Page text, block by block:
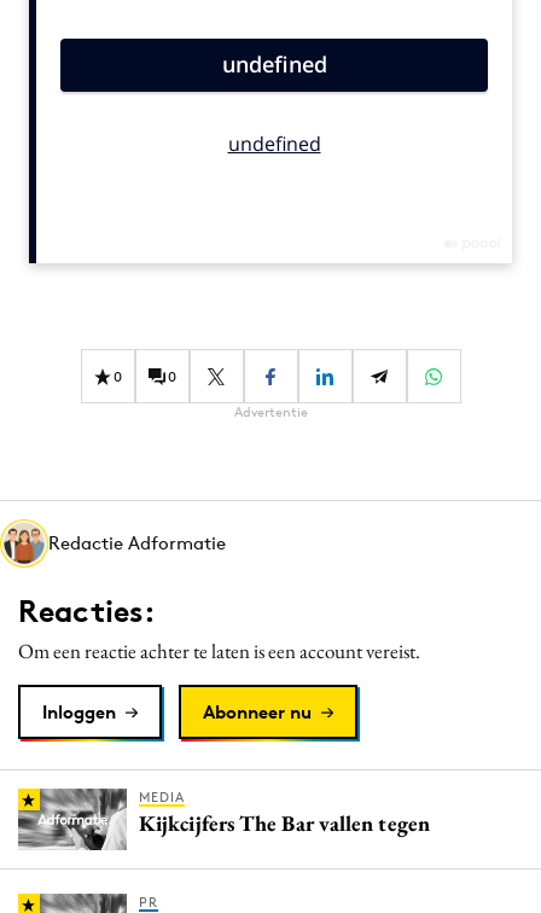
Carriere
Diversiteit
Interne communicatie
Martech
Media
Merkstrategie
PR
Purpose Marketing
Reputatie & crisis
0 0
Advertentie
Redactie Adformatie
Reacties:
Om een reactie achter te laten is een account vereist.
Inloggen Abonneer nu
MEDIA
Kijkcijfers The Bar vallen tegen
PR